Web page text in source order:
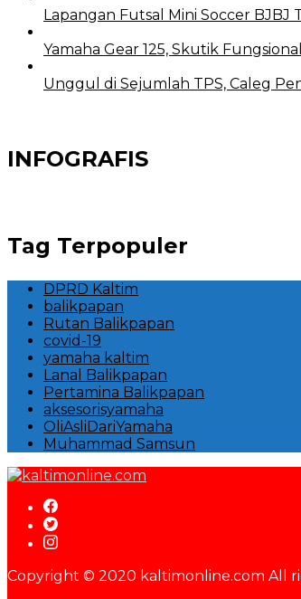
Lapangan Futsal Mini Soccer BJBJ
Yamaha Gear 125, Skutik
Unggul di Sejumlah TPS, Caleg
INFOGRAFIS
Tag Terpopuler
DPRD Kaltim
balikpapan
Rutan Balikpapan
covid-19
yamaha kaltim
Lanal Balikpapan
Pertamina Balikpapan
aksesorisyamaha
OliAsliDariYamaha
Muhammad Samsun
Copyright © 2020 kaltimonline.com All